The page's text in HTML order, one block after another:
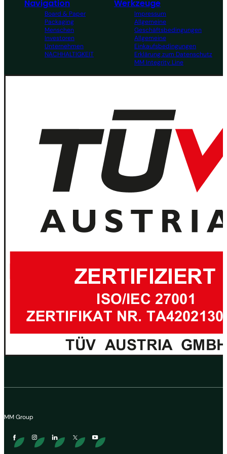
Navigation
Board & Paper
Packaging
Menschen
Investoren
Unternehmen
NACHHALTIGKEIT
Werkzeuge
Impressum
Allgemeine
Geschäftsbedingungen
Allgemeine
Einkaufsbedingungen
Erklärung zum Datenschutz
MM Integrity Line
MM Group